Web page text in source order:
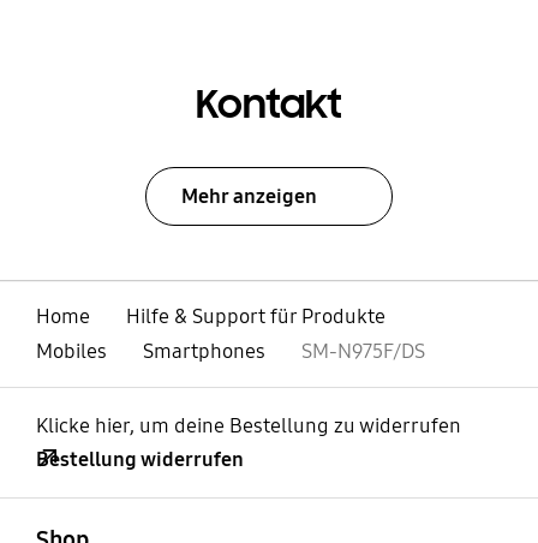
Kontakt
Mehr anzeigen
Home
Hilfe & Support für Produkte
Mobiles
Smartphones SM-N975F/DS
Klicke hier, um deine Bestellung zu widerrufen
Bestellung widerrufen